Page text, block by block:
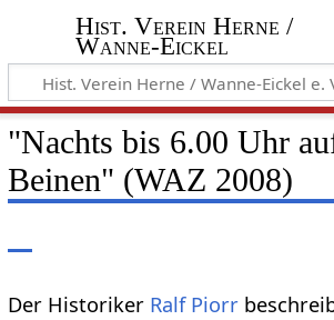
Hist. Verein Herne /
Wanne-Eickel
"Nachts bis 6.00 Uhr
Beinen" (WAZ 2008)
Der Historiker Ralf Piorr